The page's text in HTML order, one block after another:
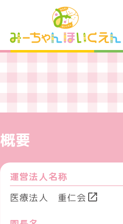
概要
運営法人名称
医療法人 重仁会 open_in_new